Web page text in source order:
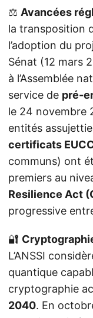
⚖️ Avancées
la transposition
l’adoption du
Sénat (12 mars
à l’Assemblée
service de pré-
le 24 novembre
entités
certificats
communs) ont
premiers au
Resilience Act
progressive
🔐
L’ANSSI
quantique
cryptographie
2040. En